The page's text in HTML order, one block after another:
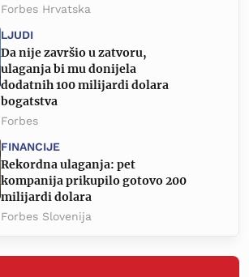
Forbes Hrvatska
LJUDI
Da nije završio u zatvoru,
ulaganja bi mu donijela
dodatnih 100 milijardi dolara
bogatstva
Forbes
FINANCIJE
Rekordna ulaganja: pet
kompanija prikupilo gotovo 200
milijardi dolara
Forbes Slovenija